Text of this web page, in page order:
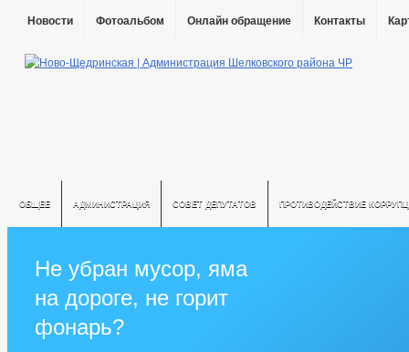
Новости Фотоальбом Онлайн обращение Контакты
ОБЩЕЕ АДМИНИСТРАЦИЯ СОВЕТ ДЕПУТАТОВ ПРОТИВОДЕЙСТВИЕ
Не убран мусор, яма
на дороге, не горит
фонарь?